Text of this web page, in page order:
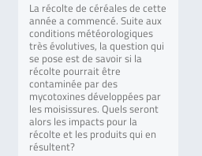
La récolte de céréales de cette
année a commencé. Suite aux
conditions météorologiques
très évolutives, la question qui
se pose est de savoir si la
récolte pourrait être
contaminée par des
mycotoxines développées par
les moisissures. Quels seront
alors les impacts pour la
récolte et les produits qui en
résultent?